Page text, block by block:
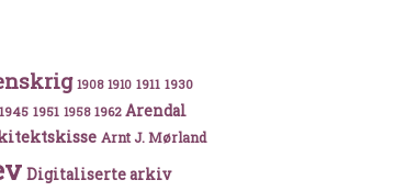
1908 1910 1911 1930
1945 1951 1958 1962 Arendal
Arnt J. Mørland
Digitaliserte arkiv